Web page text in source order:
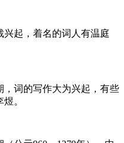
兴起，着名的词人有温庭
词的写作大为兴起，有些
。